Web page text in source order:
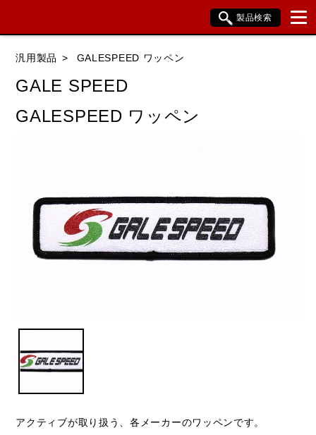
製品検索
データを準備しています。
汎用製品 GALESPEED ワッペン
GALE SPEED
GALESPEED ワッペン
アクティブが取り扱う、各メーカーのワッペンです。